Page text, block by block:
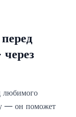
любимого
— он поможет